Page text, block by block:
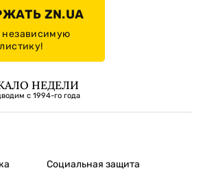
ZN.UA
независимую
НЕДЕЛИ
с 1994-го года
Социальная защита